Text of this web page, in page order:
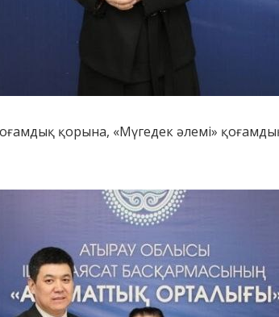
қорына, «Мүгедек әлемі» қоғамдық